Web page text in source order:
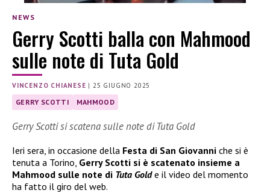
NEWS
Gerry Scotti balla con Mahmood
sulle note di Tuta Gold
VINCENZO CHIANESE | 25 GIUGNO 2025
GERRY SCOTTI MAHMOOD
Gerry Scotti si scatena sulle note di Tuta Gold
Ieri sera, in occasione della Festa di San Giovanni che si è
tenuta a Torino, Gerry Scotti si è scatenato insieme a
Mahmood sulle note di Tuta Golde il video del momento
ha fatto il giro del web.